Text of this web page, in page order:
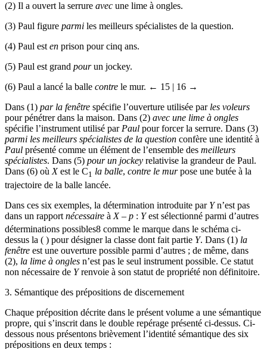
(2) Il a ouvert la serrure avec une lime à ongles.
(3) Paul figure parmi les meilleurs spécialistes de la question.
(4) Paul esten prison pour cinq ans.
(5) Paul est grand pourun jockey.
(6) Paul a lancé la balle contre le mur. ← 15 | 16 →
Dans (1) par la fenêtre spécifie l’ouverture utilisée par les voleurs
pour pénétrer dans la maison. Dans (2) avec une lime à ongles
spécifie l’instrument utilisé parPaul pour forcer la serrure. Dans (3)
parmi les meilleurs spécialistes de la question confère une identité à
Paul présenté comme un élément de l’ensemble des meilleurs
spécialistes. Dans (5) pour un jockey relativise la grandeur de Paul.
Dans (6) oùXest le C1 la balle, contre le murpose une butée à la
trajectoire de la balle lancée.
Dans ces six exemples, la détermination introduite par Yn’est pas
dans un rapport nécessaire à X– p : Yest sélectionné parmi d’autres
déterminations possibles8 comme le marque dans le schéma ci-
dessus la ( ) pour désigner la classe dont fait partie Y. Dans (1) la
fenêtre est une ouverture possible parmi d’autres ; de même, dans
(2), la lime à ongles n’est pas le seul instrument possible. Ce statut
non nécessaire de Yrenvoie à son statut de propriété non définitoire.
3. Sémantique des prépositions de discernement
Chaque préposition décrite dans le présent volume a une sémantique
propre, qui s’inscrit dans le double repérage présenté ci-dessus. Ci-
dessous nous présentons brièvement l’identité sémantique des six
prépositions en deux temps :